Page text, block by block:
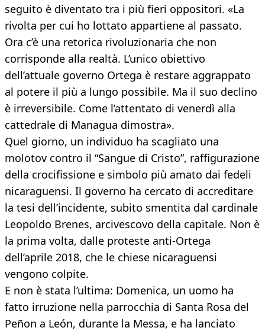
seguito è diventato tra i più fieri oppositori. «La
rivolta per cui ho lottato appartiene al passato.
Ora c’è una retorica rivoluzionaria che non
corrisponde alla realtà. L’unico obiettivo
dell’attuale governo Ortega è restare aggrappato
al potere il più a lungo possibile. Ma il suo declino
è irreversibile. Come l’attentato di venerdì alla
cattedrale di Managua dimostra».
Quel giorno, un individuo ha scagliato una
molotov contro il “Sangue di Cristo”, raffigurazione
della crocifissione e simbolo più amato dai fedeli
nicaraguensi. Il governo ha cercato di accreditare
la tesi dell’incidente, subito smentita dal cardinale
Leopoldo Brenes, arcivescovo della capitale. Non è
la prima volta, dalle proteste anti-Ortega
dell’aprile 2018, che le chiese nicaraguensi
vengono colpite.
E non è stata l’ultima: Domenica, un uomo ha
fatto irruzione nella parrocchia di Santa Rosa del
Peñon a León, durante la Messa, e ha lanciato